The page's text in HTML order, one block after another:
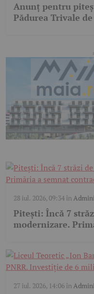
Anunț pentru
Pădurea Trivale
28 iul. 2026, 09:34în
Pitești: Încă 7
modernizare.
27 iul. 2026, 14:06în